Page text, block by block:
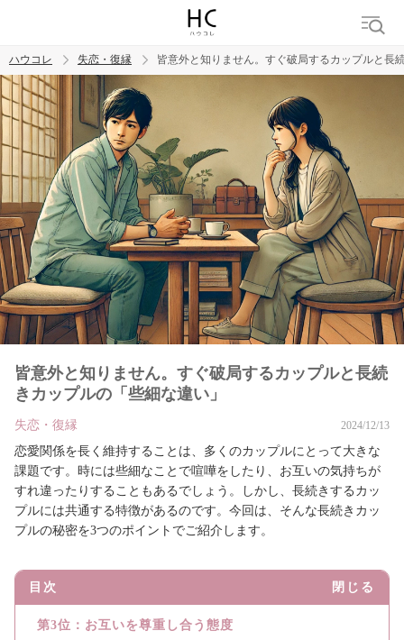
トレンド ワード
都合のいい女
ハウコレ 失恋・復縁 皆意外と知りません。すぐ破局するカップルと長
皆意外と知りません。すぐ破局するカップルと長続
きカップルの「些細な違い」
失恋・復縁 2024/12/13
恋愛関係を長く維持することは、多くのカップルにとって大きな
課題です。時には些細なことで喧嘩をしたり、お互いの気持ちが
すれ違ったりすることもあるでしょう。しかし、長続きするカッ
プルには共通する特徴があるのです。今回は、そんな長続きカッ
プルの秘密を3つのポイントでご紹介します。
目次 閉じる
第3位：お互いを尊重し合う態度